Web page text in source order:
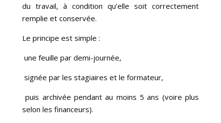
du travail, à condition qu’elle soit correctement
remplie et conservée.
Le principe est simple :
une feuille par demi-journée,
signée par les stagiaires et le formateur,
puis archivée pendant au moins 5 ans (voire plus
selon les financeurs).